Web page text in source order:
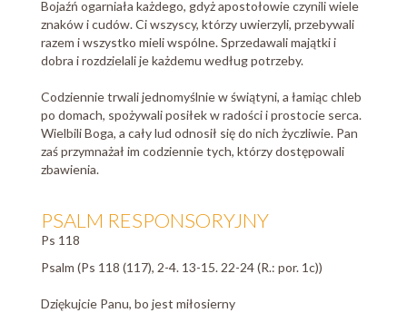
Bojaźń ogarniała każdego, gdyż apostołowie czynili wiele
znaków i cudów. Ci wszyscy, którzy uwierzyli, przebywali
razem i wszystko mieli wspólne. Sprzedawali majątki i
dobra i rozdzielali je każdemu według potrzeby.
Codziennie trwali jednomyślnie w świątyni, a łamiąc chleb
po domach, spożywali posiłek w radości i prostocie serca.
Wielbili Boga, a cały lud odnosił się do nich życzliwie. Pan
zaś przymnażał im codziennie tych, którzy dostępowali
zbawienia.
PSALM RESPONSORYJNY
Ps 118
Psalm (Ps 118 (117), 2-4. 13-15. 22-24 (R.: por. 1c))
Dziękujcie Panu, bo jest miłosierny